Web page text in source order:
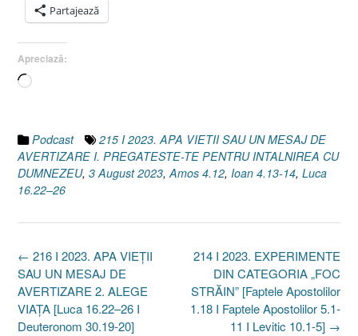
Partajează
Apreciază:
Încarc...
Podcast
215 I 2023. APA VIETII SAU UN MESAJ DE
AVERTIZARE I. PREGATESTE-TE PENTRU INTALNIREA CU
DUMNEZEU, 3 August 2023,Amos 4.12, Ioan 4.13-14, Luca
16.22–26
Post
navigation
214 I 2023. EXPERIMENTE
DIN CATEGORIA „FOC
STRĂIN” [Faptele Apostolilor
1.18 I Faptele Apostolilor 5.1-
11 I Levitic 10.1-5] →
← 216 I 2023. APA VIEȚII
SAU UN MESAJ DE
AVERTIZARE 2. ALEGE
VIAȚA [Luca 16.22–26 I
Deuteronom 30.19-20]